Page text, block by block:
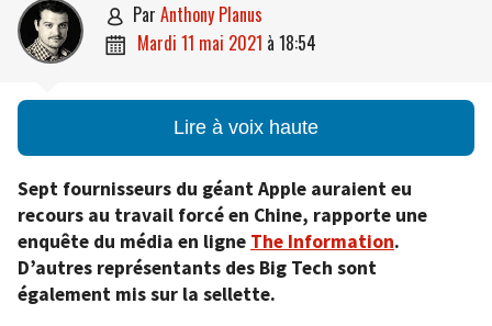
 par Anthony Planus
 mardi 11 mai 2021 à 18:54
Lire à voix haute
Sept fournisseurs du géant Apple auraient eu
recours au travail forcé en Chine, rapporte une
enquête du média en ligne The Information.
D’autres représentants des Big Tech sont
également mis sur la sellette.